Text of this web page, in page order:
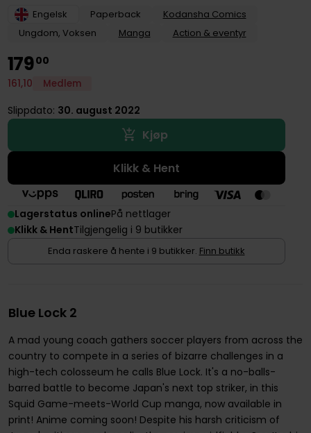
Engelsk Paperback
Kodansha Comics
Ungdom, Voksen
Manga Action & eventyr
17900
161,10 Medlem
Slippdato: 30. august 2022
Kjøp
Klikk & Hent
Lagerstatus onlinePå nettlager
Klikk & HentTilgjengelig i 9 butikker
Enda raskere å hente i 9 butikker. Finn butikk
Blue Lock 2
A mad young coach gathers soccer players from across the
country to compete in a series of bizarre challenges in a
high-tech colosseum he calls Blue Lock. It's a no-balls-
barred battle to become Japan's next top striker, in this
Squid Game-meets-World Cup manga, now available in
print! Anime coming soon! Despite his harsh criticism of